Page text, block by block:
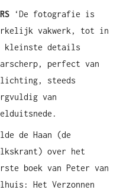
‘De fotografie is
vakwerk, tot in
kleinste details
perfect van
steeds
van
de Haan (de
over het
boek van Peter van
Het Verzonnen